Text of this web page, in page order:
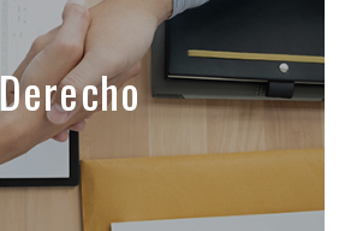
Derecho